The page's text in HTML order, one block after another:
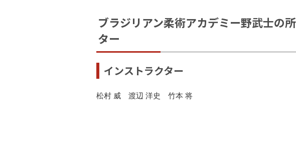
ブラジリアン柔術アカデミー野武士の
ター
インストラクター
松村 威 渡辺 洋史 竹本 将